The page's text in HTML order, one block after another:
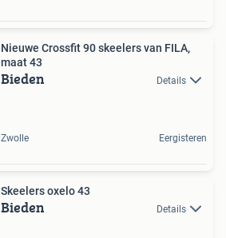
Nieuwe Crossfit 90 skeelers van FILA,
maat 43
Bieden Details
Zwolle Eergisteren
Skeelers oxelo 43
Bieden Details